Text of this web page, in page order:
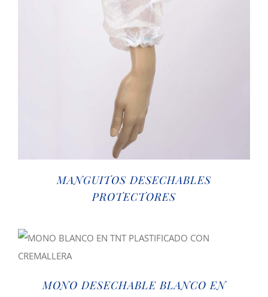
MANGUITOS DESECHABLES
PROTECTORES
MONO DESECHABLE BLANCO EN